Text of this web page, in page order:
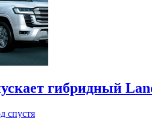
гибридный
спустя